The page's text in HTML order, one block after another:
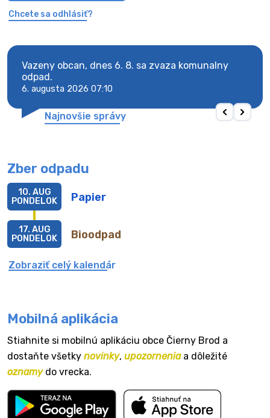
Chcete sa odhlásiť?
Vazeny obcan, dnes 6. 8. sa zvaza komunalny
odpad.
6. augusta 2026 07:10
Najnovšie správy
Zber odpadu
Papier
10. AUG
PONDELOK
Bioodpad
17. AUG
PONDELOK
Zobraziť celý kalendár
Mobilná aplikácia
Stiahnite si mobilnú aplikáciu obce Čierny Brod a
dostaňte všetky novinky, upozorneniaa dôležité
oznamydo vrecka.